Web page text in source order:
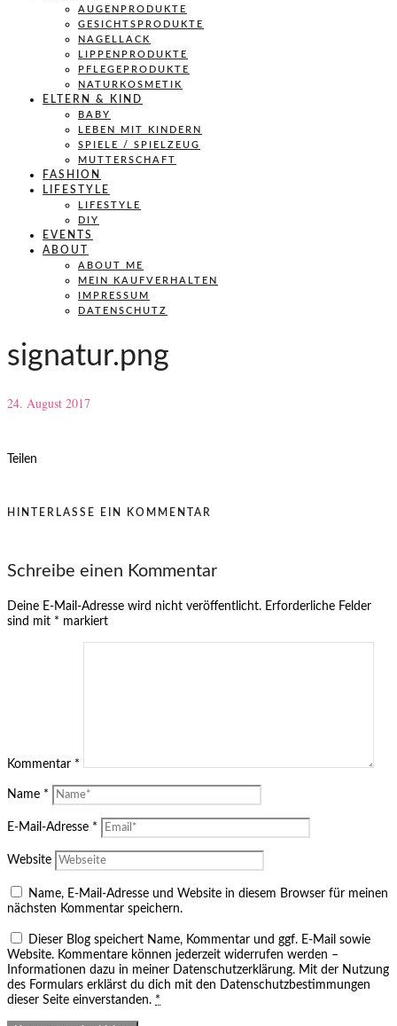
AUGENPRODUKTE
GESICHTSPRODUKTE
NAGELLACK
LIPPENPRODUKTE
PFLEGEPRODUKTE
NATURKOSMETIK
ELTERN & KIND
BABY
LEBEN MIT KINDERN
SPIELE / SPIELZEUG
MUTTERSCHAFT
FASHION
LIFESTYLE
LIFESTYLE
DIY
EVENTS
ABOUT
ABOUT ME
MEIN KAUFVERHALTEN
IMPRESSUM
DATENSCHUTZ
signatur.png
24. August 2017
Teilen
HINTERLASSE EIN KOMMENTAR
Schreibe einen Kommentar
Deine E-Mail-Adresse wird nicht veröffentlicht. Erforderliche Felder
sind mit * markiert
Kommentar *
Name *
E-Mail-Adresse *
Website
Name, E-Mail-Adresse und Website in diesem Browser für meinen
nächsten Kommentar speichern.
Dieser Blog speichert Name, Kommentar und ggf. E-Mail sowie
Website. Kommentare können jederzeit widerrufen werden –
Informationen dazu in meiner Datenschutzerklärung. Mit der Nutzung
des Formulars erklärst du dich mit den Datenschutzbestimmungen
dieser Seite einverstanden. *